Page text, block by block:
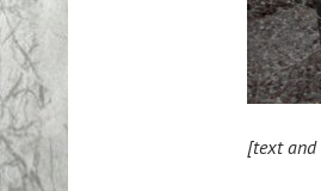
[text and